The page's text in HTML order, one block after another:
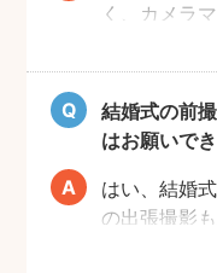
く、カメラ
交通費も一
自己PRやポ
ロのフォト
で、お二人
ます。
結婚式の前
はお願いで
はい、結婚
の出張撮影
fotowaでは